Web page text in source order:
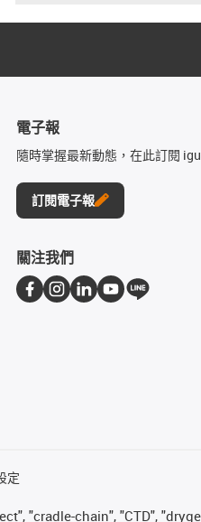
電子報
隨時掌握最新動態，在此訂閱
訂閱電子報
關注我們
定
"cradle-chain", "CTD",